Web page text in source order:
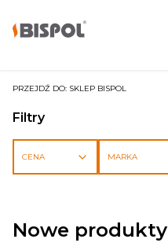
PRZEJDŹ DO: SKLEP BISPOL
Filtry
CENA MARKA
Nowe produkty